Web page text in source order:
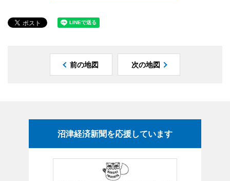
前の地図 次の地図
沼津経済新聞を応援しています